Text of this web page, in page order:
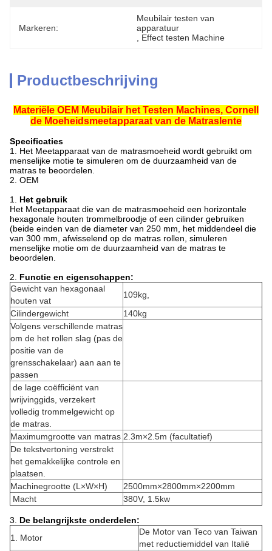
Markeren:
Meubilair testen van
apparatuur
Effect testen Machine
Productbeschrijving
Materiële OEM Meubilair het Testen Machines, Cornell
de Moeheidsmeetapparaat van de Matraslente
Specificaties
1. Het Meetapparaat van de matrasmoeheid wordt gebruikt om
menselijke motie te simuleren om de duurzaamheid van de
matras te beoordelen.
2. OEM
1. Het gebruik
Het Meetapparaat die van de matrasmoeheid een horizontale
hexagonale houten trommelbroodje of een cilinder gebruiken
(beide einden van de diameter van 250 mm, het middendeel die
van 300 mm, afwisselend op de matras rollen, simuleren
menselijke motie om de duurzaamheid van de matras te
beoordelen.
2. Functie en eigenschappen:
Gewicht van hexagonaal
houten vat
109kg,
Cilindergewicht
140kg
Volgens verschillende matras
om de het rollen slag (pas de
positie van de
grensschakelaar) aan aan te
passen
de lage coëfficiënt van
wrijvinggids, verzekert
volledig trommelgewicht op
de matras.
Maximumgrootte van matras 2.3m×2.5m (facultatief)
De tekstvertoning verstrekt
het gemakkelijke controle en
plaatsen.
Machinegrootte (L×W×H)
2500mm×2800mm×2200mm
Macht
380V, 1.5kw
3. De belangrijkste onderdelen:
1. Motor
De Motor van Teco van Taiwan
met reductiemiddel van Italië